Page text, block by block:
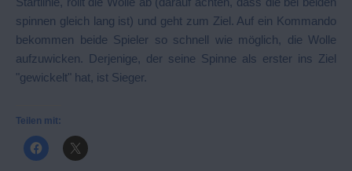
spinnen gleich lang ist) und geht zum Ziel. Auf ein Kommando
bekommen beide Spieler so schnell wie möglich, die Wolle
aufzuwicken. Derjenige, der seine Spinne als erster ins Ziel
"gewickelt" hat, ist Sieger.
Teilen mit: